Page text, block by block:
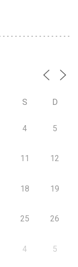
S D
4 5
11 12
18 19
25 26
4 5